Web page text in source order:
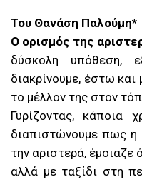
Του Θανάση Παλούμη*
Ο ορισμός της
δύσκολη υπόθεση,
διακρίνουμε, έστω
το μέλλον της στον
Γυρίζοντας, κάποια
διαπιστώνουμε πως η
την αριστερά, έμοιαζε
αλλά με ταξίδι στη